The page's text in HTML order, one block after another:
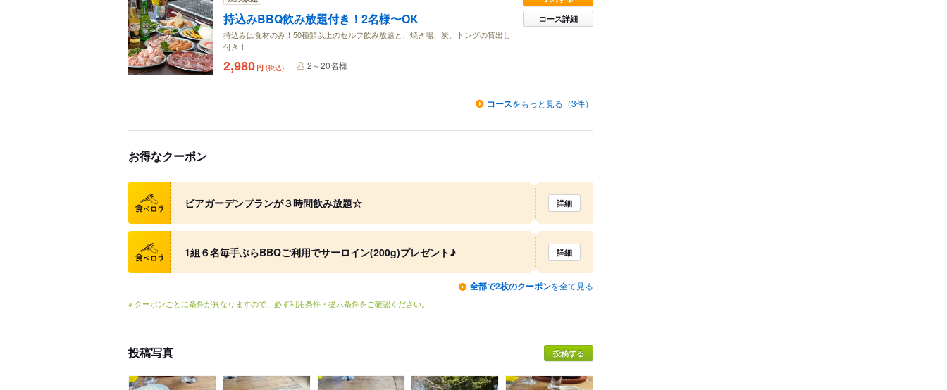
持込みBBQ飲み放題付き！2名様〜OK
持込みは食材のみ！50種類以上のセルフ飲み放題と、焼き場、炭、トングの貸出し
付き！
コース詳細
2,980 円 (税込) 2～20名様
コースをもっと見る（3件）
お得なクーポン
クーポン
ビアガーデンプランが３時間飲み放題☆ 詳細
クーポン
1組６名毎手ぶらBBQご利用でサーロイン(200g)プレゼント♪ 詳細
全部で2枚のクーポンを全て見る
※ クーポンごとに条件が異なりますので、必ず利用条件・提示条件をご確認ください。
投稿写真 投稿する